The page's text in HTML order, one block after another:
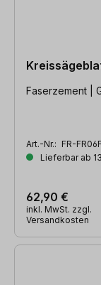
Faserzement |
Art.-Nr.: FR-
Lieferbar ab
62,90 €
inkl. MwSt. zzgl.
Versandkosten